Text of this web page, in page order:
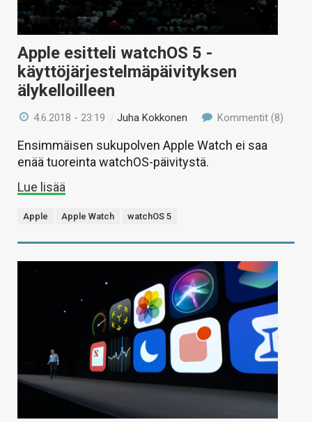
Apple esitteli watchOS 5 -
käyttöjärjestelmäpäivityksen
älykelloilleen
4.6.2018 - 23:19 /Juha Kokkonen Kommentit (8)
Ensimmäisen sukupolven Apple Watch ei saa
enää tuoreinta watchOS-päivitystä.
Lue lisää
Apple Apple Watch watchOS 5